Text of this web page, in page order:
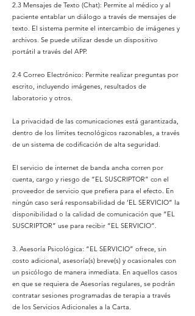
2.3 Mensajes de Texto (Chat): Permite al médico y al
paciente entablar un diálogo a través de mensajes de
texto. El sistema permite el intercambio de imágenes y
archivos. Se puede utilizar desde un dispositivo
portátil a través del APP.
2.4 Correo Electrónico: Permite realizar preguntas por
escrito, incluyendo imágenes, resultados de
laboratorio y otros.
La privacidad de las comunicaciones está garantizada,
dentro de los límites tecnológicos razonables, a través
de un sistema de codificación de alta seguridad.
El servicio de internet de banda ancha corren por
cuenta, cargo y riesgo de “EL SUSCRIPTOR” con el
proveedor de servicio que prefiera para el efecto. En
ningún caso será responsabilidad de ‘EL SERVICIO” la
disponibilidad o la calidad de comunicación que “EL
SUSCRIPTOR” use para recibir “EL SERVICIO”.
3. Asesoría Psicológica: “EL SERVICIO” ofrece, sin
costo adicional, asesoría(s) breve(s) y ocasionales con
un psicólogo de manera inmediata. En aquellos casos
en que se requiera de Asesorías regulares, se podrán
contratar sesiones programadas de terapia a través
de los Servicios Adicionales a la Carta.